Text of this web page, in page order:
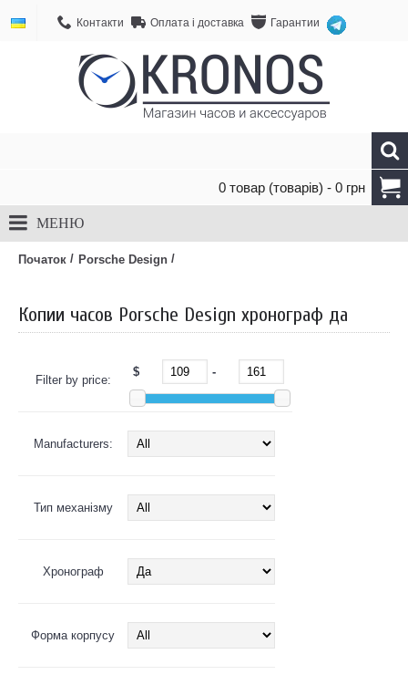
Контакти Оплата і доставка Гарантии
0 товар (товарів) - 0 грн
МЕНЮ
Початок / Porsche Design /
Копии часов Porsche Design хронограф да
Filter by price:
$ -
Manufacturers:
Тип механізму
Хронограф
Форма корпусу